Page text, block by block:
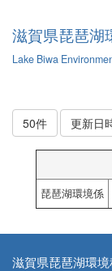
滋賀県琵琶湖
Lake Biwa
50件 更新日
琵琶湖環境係
滋賀県琵琶湖環